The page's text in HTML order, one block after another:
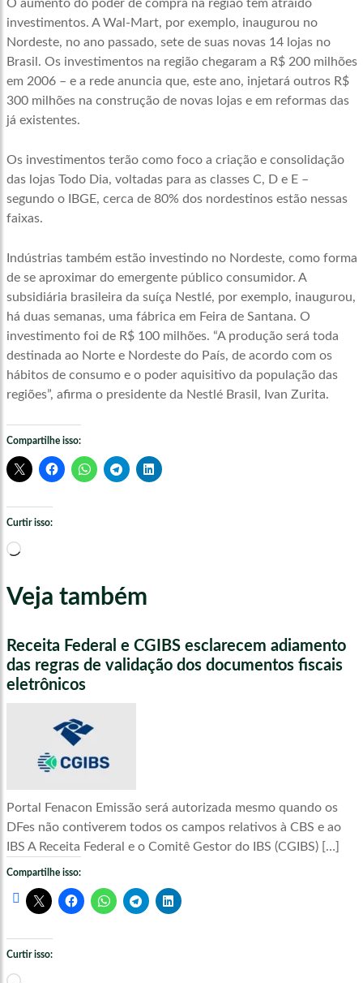
O aumento do poder de compra na região tem atraído
investimentos. A Wal-Mart, por exemplo, inaugurou no
Nordeste, no ano passado, sete de suas novas 14 lojas no
Brasil. Os investimentos na região chegaram a R$ 200 milhões
em 2006 – e a rede anuncia que, este ano, injetará outros R$
300 milhões na construção de novas lojas e em reformas das
já existentes.
Os investimentos terão como foco a criação e consolidação
das lojas Todo Dia, voltadas para as classes C, D e E –
segundo o IBGE, cerca de 80% dos nordestinos estão nessas
faixas.
Indústrias também estão investindo no Nordeste, como forma
de se aproximar do emergente público consumidor. A
subsidiária brasileira da suíça Nestlé, por exemplo, inaugurou,
há duas semanas, uma fábrica em Feira de Santana. O
investimento foi de R$ 100 milhões. “A produção será toda
destinada ao Norte e Nordeste do País, de acordo com os
hábitos de consumo e o poder aquisitivo da população das
regiões”, afirma o presidente da Nestlé Brasil, Ivan Zurita.
Compartilhe isso:
Curtir isso:
Carregando...
Veja também
Receita Federal e CGIBS esclarecem adiamento
das regras de validação dos documentos fiscais
eletrônicos
Portal Fenacon Emissão será autorizada mesmo quando os
DFes não contiverem todos os campos relativos à CBS e ao
IBS A Receita Federal e o Comitê Gestor do IBS (CGIBS) […]
Compartilhe isso:
Curtir isso:
Carregando...